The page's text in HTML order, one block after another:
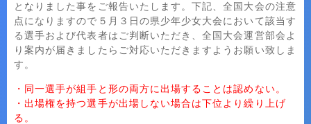
となりました事をご報告いたします。下記、全国大会の注意
点になりますので５月３日の県少年少女大会において該当す
る選手および代表者はご判断いただき、全国大会運営部会よ
り案内が届きましたらご対応いただきますようお願い致しま
す。
・同一選手が組手と形の両方に出場することは認めない。
・出場権を持つ選手が出場しない場合は下位より繰り上げ
る。